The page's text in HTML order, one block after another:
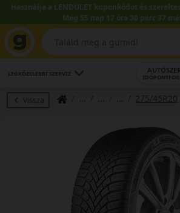
Használja a LENDÜLET kuponkódot és
Még 55 nap 17 óra 30 perc 37
LEGKÖZELEBBI SZERVIZ
Vissza 275/45R20